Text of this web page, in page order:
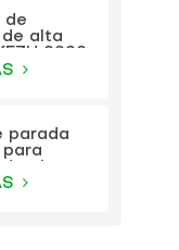
de
de alta
parada
para